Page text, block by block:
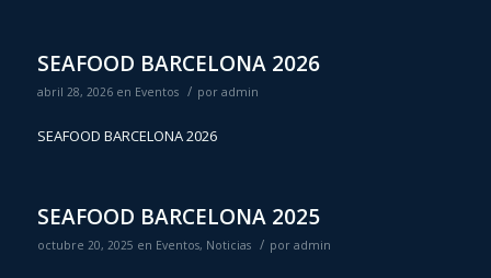
SEAFOOD BARCELONA 2026
abril 28, 2026 en Eventos / por admin
SEAFOOD BARCELONA 2026
SEAFOOD BARCELONA 2025
octubre 20, 2025 en Eventos, Noticias / por admin